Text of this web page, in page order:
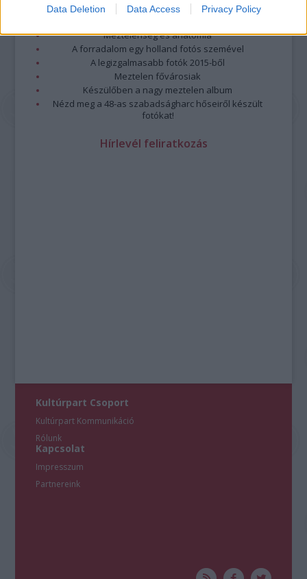
Data Deletion Data Access Privacy Policy
A 10 legütősebb drogos film
Meztelenség és anatómia
A forradalom egy holland fotós szemével
A legizgalmasabb fotók 2015-ből
Meztelen fővárosiak
Készülőben a nagy meztelen album
Nézd meg a 48-as szabadságharc hőseiről készült
fotókat!
Hírlevél feliratkozás
Kultúrpart Csoport
Kultúrpart Kommunikáció
Rólunk
Kapcsolat
Impresszum
Partnereink